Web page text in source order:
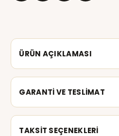
ÜRÜN AÇIKLAMASI
GARANTİ VE TESLİMAT
TAKSİT SEÇENEKLERİ